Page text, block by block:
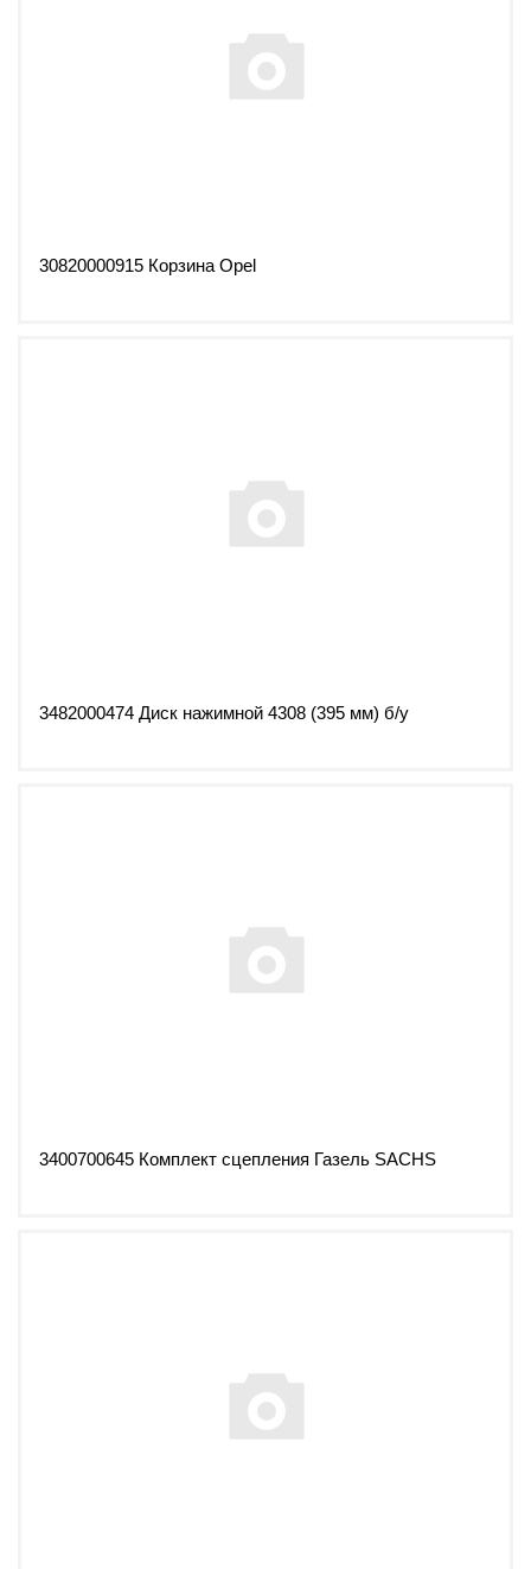
30820000915 Корзина Opel
3482000474 Диск нажимной 4308 (395 мм) б/у
3400700645 Комплект сцепления Газель SACHS